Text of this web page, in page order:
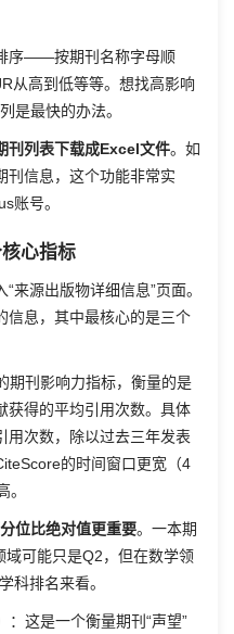
序——按期刊名称字母顺
从高到低等等。想找高影响
是最快的办法。
刊列表下载成Excel文件。如
刊信息，这个功能非常实
账号。
心指标
来源出版物详细信息”页面。
信息，其中最核心的是三个
期刊影响力指标，衡量的是
获得的平均引用次数。具体
用次数，除以过去三年发表
的时间窗口更宽（4
位比绝对值更重要。一本期
可能只是Q2，但在数学领
科排名来看。
：这是一个衡量期刊“声望”